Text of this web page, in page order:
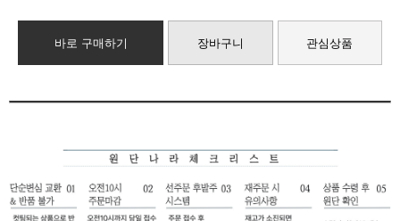
바로 구매하기 장바구니 관심상품